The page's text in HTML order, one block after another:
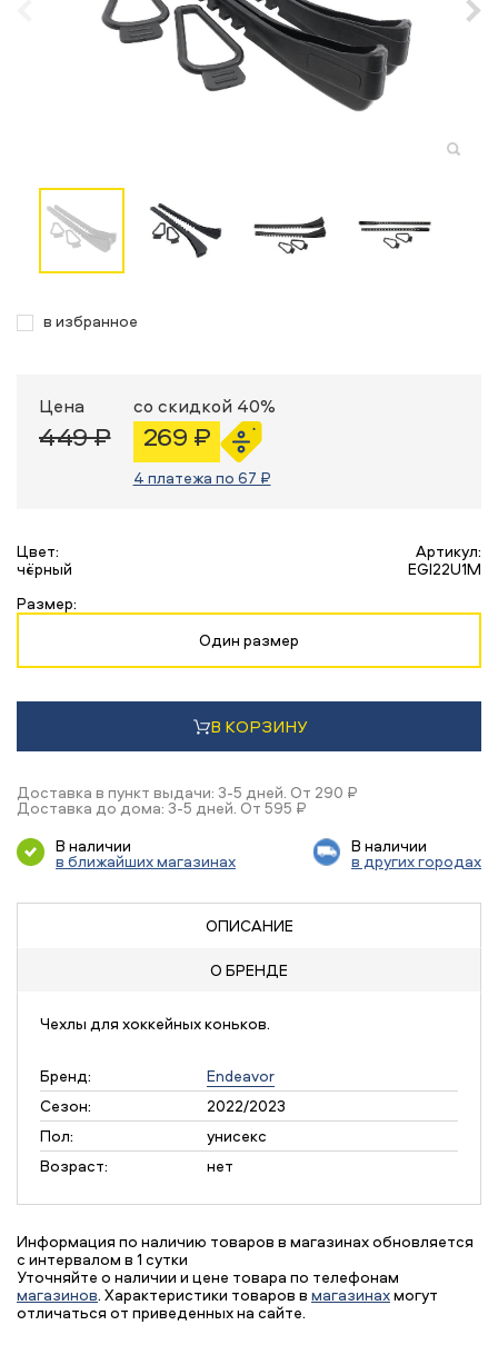
в избранное
Цена
449 ₽
со скидкой 40%
269 ₽
4 платежа по 67 ₽
Цвет:
чёрный
Артикул:
EGI22U1M
Размер:
Один размер
В КОРЗИНУ
Доставка в пункт выдачи: 3-5 дней. От 290 ₽
Доставка до дома: 3-5 дней. От 595 ₽
В наличии
в ближайших магазинах
В наличии
в других городах
ОПИСАНИЕ
О БРЕНДЕ
Чехлы для хоккейных коньков.
Бренд:
Endeavor
Сезон:
2022/2023
Пол:
унисекс
Возраст:
нет
Информация по наличию товаров в магазинах обновляется
с интервалом в 1 сутки
Уточняйте о наличии и цене товара по телефонам
магазинов. Характеристики товаров в магазинахмогут
отличаться от приведенных на сайте.